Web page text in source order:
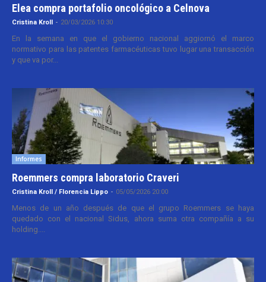
Elea compra portafolio oncológico a Celnova
Cristina Kroll - 20/03/2026 10:30
En la semana en que el gobierno nacional aggiornó el marco
normativo para las patentes farmacéuticas tuvo lugar una transacción
y que va por...
Informes
Roemmers compra laboratorio Craveri
Cristina Kroll / Florencia Lippo - 05/05/2026 20:00
Menos de un año después de que el grupo Roemmers se haya
quedado con el nacional Sidus, ahora suma otra compañía a su
holding....